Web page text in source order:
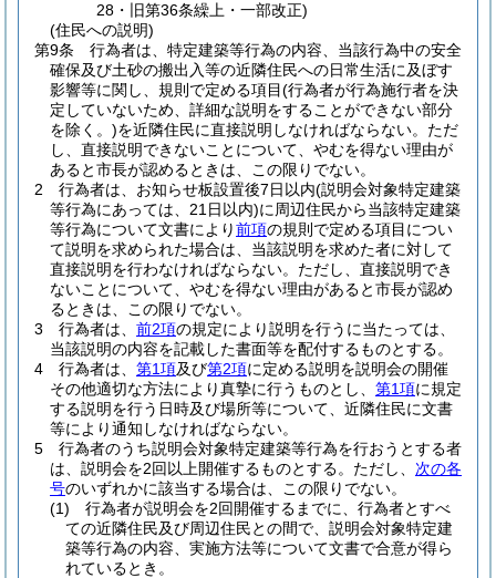
28・旧第36条繰上・一部改正)
(住民への説明)
第9条
行為者は、特定建築等行為の内容、当該行為中の安全
確保及び土砂の搬出入等の近隣住民への日常生活に及ぼす
影響等に関し、規則で定める項目(行為者が行為施行者を決
定していないため、詳細な説明をすることができない部分
を除く。)を近隣住民に直接説明しなければならない。 ただ
し、直接説明できないことについて、やむを得ない理由が
あると市長が認めるときは、この限りでない。
2
行為者は、お知らせ板設置後7日以内(説明会対象特定建築
等行為にあっては、21日以内)に周辺住民から当該特定建築
等行為について文書により前項の規則で定める項目につい
て説明を求められた場合は、当該説明を求めた者に対して
直接説明を行わなければならない。 ただし、直接説明でき
ないことについて、やむを得ない理由があると市長が認め
るときは、この限りでない。
3
行為者は、 前2項の規定により説明を行うに当たっては、
当該説明の内容を記載した書面等を配付するものとする。
4
行為者は、 第1項及び第2項に定める説明を説明会の開催
その他適切な方法により真摯に行うものとし、 第1項に規定
する説明を行う日時及び場所等について、近隣住民に文書
等により通知しなければならない。
5
行為者のうち説明会対象特定建築等行為を行おうとする者
は、説明会を2回以上開催するものとする。 ただし、 次の各
号のいずれかに該当する場合は、この限りでない。
(1)
行為者が説明会を2回開催するまでに、行為者とすべ
ての近隣住民及び周辺住民との間で、説明会対象特定建
築等行為の内容、実施方法等について文書で合意が得ら
れているとき。